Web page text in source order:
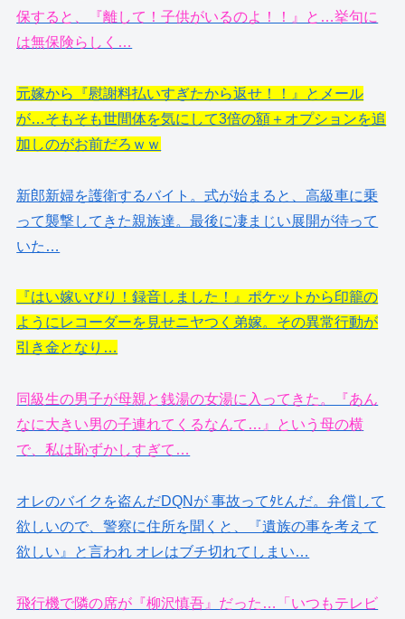
保すると、『離して！子供がいるのよ！！』と…挙句に
は無保険らしく…
元嫁から『慰謝料払いすぎたから返せ！！』とメール
が…そもそも世間体を気にして3倍の額＋オプションを追
加しのがお前だろｗｗ
新郎新婦を護衛するバイト。式が始まると、高級車に乗
って襲撃してきた親族達。最後に凄まじい展開が待って
いた…
『はい嫁いびり！録音しました！』ポケットから印籠の
ようにレコーダーを見せニヤつく弟嫁。その異常行動が
引き金となり…
同級生の男子が母親と銭湯の女湯に入ってきた。『あん
なに大きい男の子連れてくるなんて…』という母の横
で、私は恥ずかしすぎて…
オレのバイクを盗んだDQNが 事故ってﾀﾋんだ。弁償して
欲しいので、警察に住所を聞くと、『遺族の事を考えて
欲しい』と言われ オレはブチ切れてしまい…
飛行機で隣の席が『柳沢慎吾』だった…「いつもテレビ